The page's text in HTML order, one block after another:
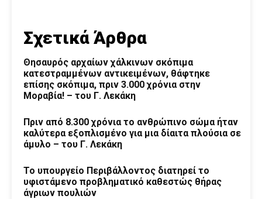
Σχετικά Άρθρα
Θησαυρός αρχαίων χάλκινων σκόπιμα
κατεστραμμένων αντικειμένων, θάφτηκε
επίσης σκόπιμα, πριν 3.000 χρόνια στην
Μοραβία! – του Γ. Λεκάκη
Πριν από 8.300 χρόνια το ανθρώπινο σώμα ήταν
καλύτερα εξοπλισμένο για μια δίαιτα πλούσια σε
άμυλο – του Γ. Λεκάκη
Το υπουργείο Περιβάλλοντος διατηρεί το
υφιστάμενο προβληματικό καθεστώς θήρας
άγριων πουλιών